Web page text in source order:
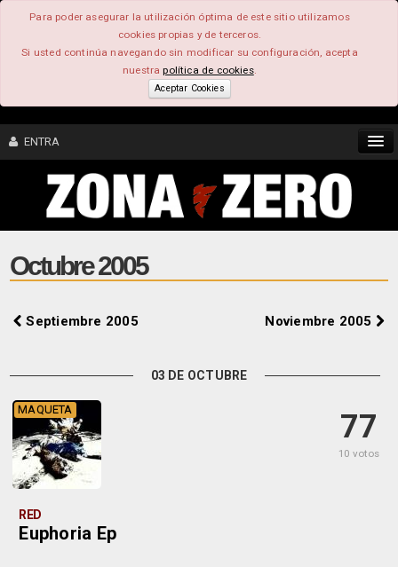
Para poder asegurar la utilización óptima de este sitio utilizamos
cookies propias y de terceros.
Si usted continúa navegando sin modificar su configuración, acepta
nuestrapolítica de cookies.
Aceptar Cookies
ENTRA
CONTENIDO
COMUNIDAD
FOROS
Octubre 2005
Septiembre 2005 Noviembre 2005
03 DE OCTUBRE
77
10 votos
MAQUETA
RED
Euphoria Ep